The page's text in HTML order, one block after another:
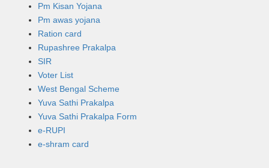
Pm Kisan Yojana
Pm awas yojana
Ration card
Rupashree Prakalpa
SIR
Voter List
West Bengal Scheme
Yuva Sathi Prakalpa
Yuva Sathi Prakalpa Form
e-RUPI
e-shram card